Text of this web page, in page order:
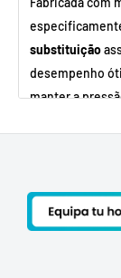
substituição
desempenho
manter a
✔ Fácil de
✔ Prolonga a